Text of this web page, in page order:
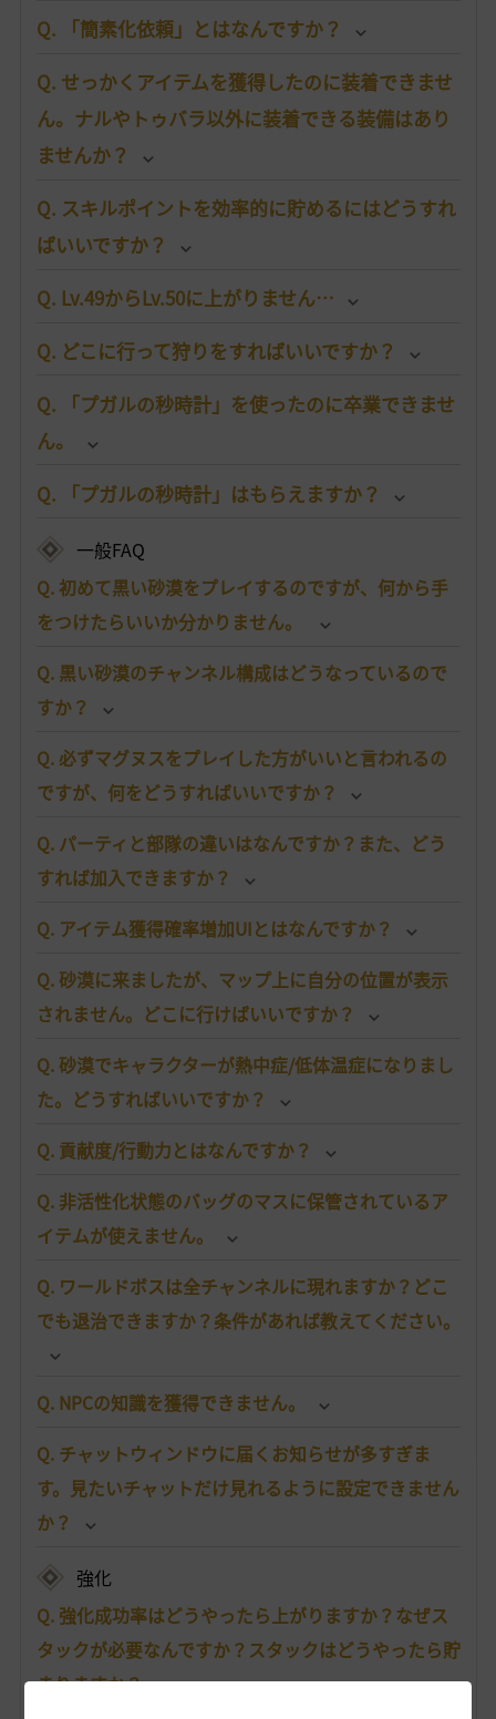
Q. 「簡素化依頼」とはなんですか？
Q. せっかくアイテムを獲得したのに装着できませ
ん。ナルやトゥバラ以外に装着できる装備はあり
ませんか？
Q. スキルポイントを効率的に貯めるにはどうすれ
ばいいですか？
Q. Lv.49からLv.50に上がりません…
Q. どこに行って狩りをすればいいですか？
Q. 「プガルの秒時計」を使ったのに卒業できませ
ん。
Q. 「プガルの秒時計」はもらえますか？
一般FAQ
Q. 初めて黒い砂漠をプレイするのですが、何から手
をつけたらいいか分かりません。
Q. 黒い砂漠のチャンネル構成はどうなっているので
すか？
Q. 必ずマグヌスをプレイした方がいいと言われるの
ですが、何をどうすればいいですか？
Q. パーティと部隊の違いはなんですか？また、どう
すれば加入できますか？
Q. アイテム獲得確率増加UIとはなんですか？
Q. 砂漠に来ましたが、マップ上に自分の位置が表示
されません。どこに行けばいいですか？
Q. 砂漠でキャラクターが熱中症/低体温症になりまし
た。どうすればいいですか？
Q. 貢献度/行動力とはなんですか？
Q. 非活性化状態のバッグのマスに保管されているア
イテムが使えません。
Q. ワールドボスは全チャンネルに現れますか？どこ
でも退治できますか？条件があれば教えてください。
Q. NPCの知識を獲得できません。
Q. チャットウィンドウに届くお知らせが多すぎま
す。見たいチャットだけ見れるように設定できません
か？
強化
Q. 強化成功率はどうやったら上がりますか？なぜス
タックが必要なんですか？スタックはどうやったら貯
まりますか？